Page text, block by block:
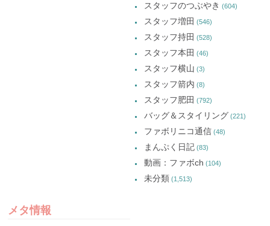
スタッフのつぶやき (604)
スタッフ増田 (546)
スタッフ持田 (528)
スタッフ本田 (46)
スタッフ横山 (3)
スタッフ箭内 (8)
スタッフ肥田 (792)
バッグ＆スタイリング (221)
ファボリニコ通信(48)
まんぷく日記(83)
動画：ファボch (104)
未分類 (1,513)
メタ情報